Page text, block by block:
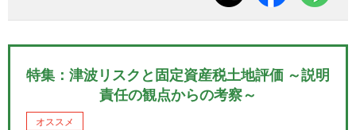
特集：津波リスクと固定資産税土地評価 ～説明
責任の観点からの考察～
オススメ